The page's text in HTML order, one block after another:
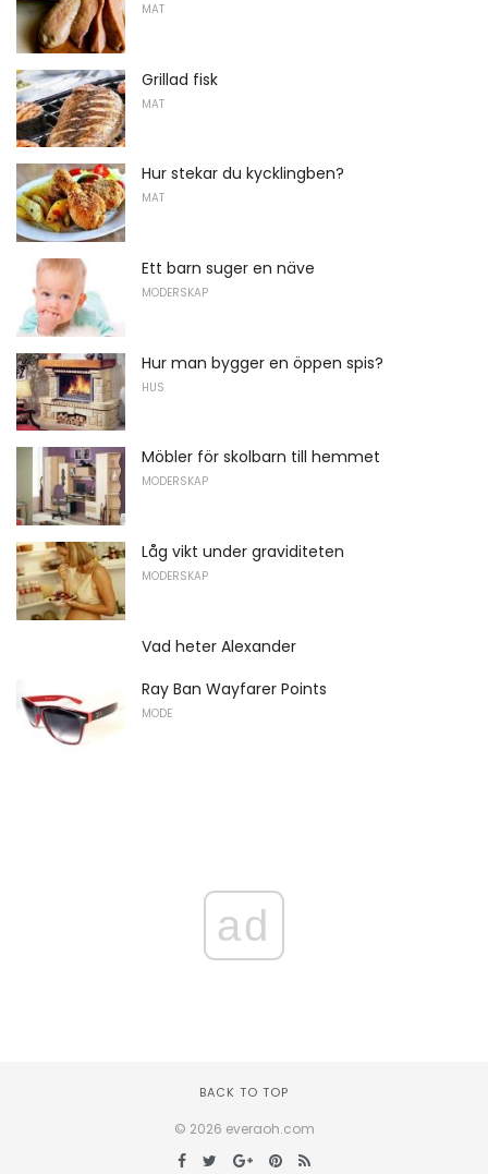
MAT
Grillad fisk
MAT
Hur stekar du kycklingben?
MAT
Ett barn suger en näve
MODERSKAP
Hur man bygger en öppen spis?
HUS
Möbler för skolbarn till hemmet
MODERSKAP
Låg vikt under graviditeten
MODERSKAP
Vad heter Alexander
Ray Ban Wayfarer Points
MODE
ad
BACK TO TOP
© 2026 everaoh.com